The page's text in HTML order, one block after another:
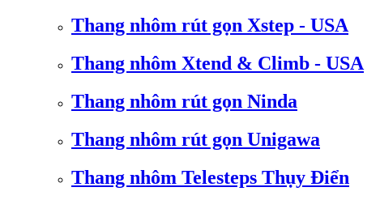
Thang nhôm rút gọn Xstep - USA
Thang nhôm Xtend & Climb - USA
Thang nhôm rút gọn Ninda
Thang nhôm rút gọn Unigawa
Thang nhôm Telesteps Thụy Điển